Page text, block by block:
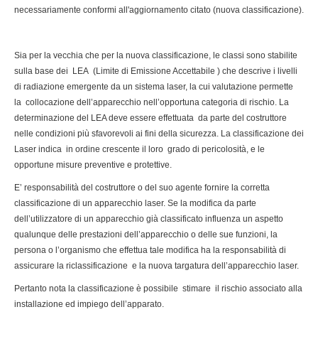
necessariamente conformi all'aggiornamento citato (nuova classificazione).
Sia per la vecchia che per la nuova classificazione, le classi sono stabilite
sulla base dei LEA (Limite di Emissione Accettabile ) che descrive i livelli
di radiazione emergente da un sistema laser, la cui valutazione permette
la collocazione dell’apparecchio nell’opportuna categoria di rischio. La
determinazione del LEA deve essere effettuata da parte del costruttore
nelle condizioni più sfavorevoli ai fini della sicurezza. La classificazione dei
Laser indica in ordine crescente il loro grado di pericolosità, e le
opportune misure preventive e protettive.
E’ responsabilità del costruttore o del suo agente fornire la corretta
classificazione di un apparecchio laser. Se la modifica da parte
dell’utilizzatore di un apparecchio già classificato influenza un aspetto
qualunque delle prestazioni dell’apparecchio o delle sue funzioni, la
persona o l’organismo che effettua tale modifica ha la responsabilità di
assicurare la riclassificazione e la nuova targatura dell’apparecchio laser.
Pertanto nota la classificazione è possibile stimare il rischio associato alla
installazione ed impiego dell’apparato.